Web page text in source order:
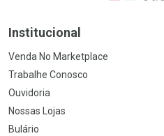
Institucional
Venda No Marketplace
Trabalhe Conosco
Ouvidoria
Nossas Lojas
Bulário